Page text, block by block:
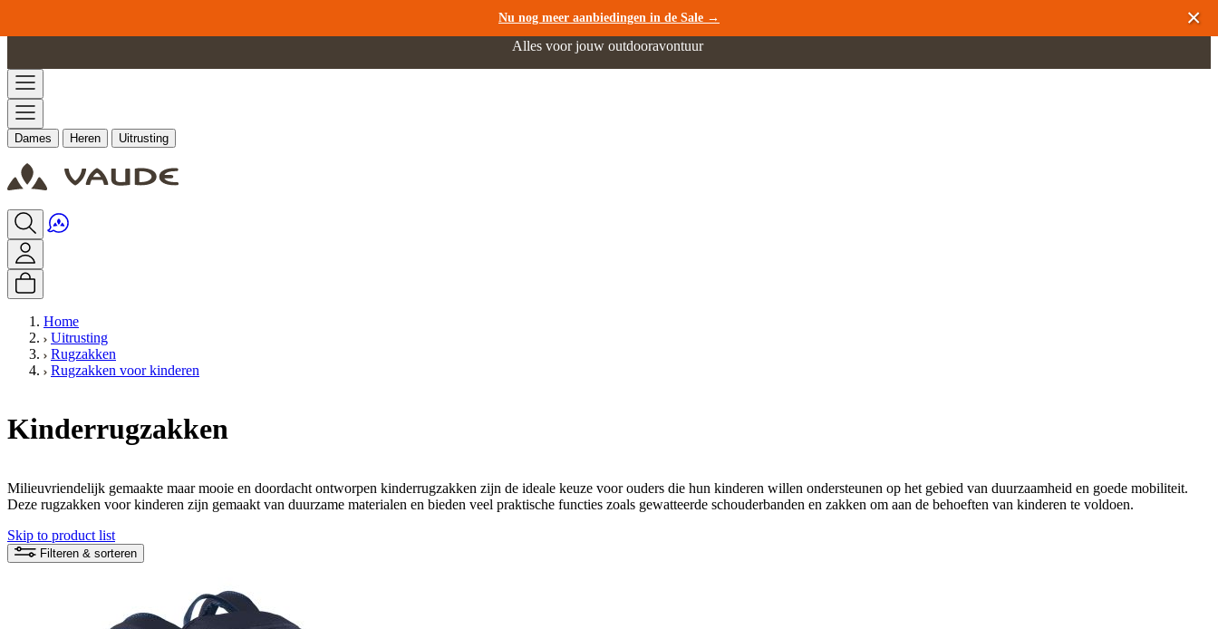
Nu nog meer aanbiedingen in de Sale →
Alles voor jouw outdooravontuur
Dames Heren Uitrusting
Home
Uitrusting
Rugzakken
Rugzakken voor kinderen
Kinderrugzakken
Milieuvriendelijk gemaakte maar mooie en doordacht ontworpen kinderrugzakken zijn de ideale keuze voor ouders die hun kinderen willen ondersteunen op het gebied van duurzaamheid en goede mobiliteit.
Deze rugzakken voor kinderen zijn gemaakt van duurzame materialen en bieden veel praktische functies zoals gewatteerde schouderbanden en zakken om aan de behoeften van kinderen te voldoen.
Skip to product list
Filteren & sorteren